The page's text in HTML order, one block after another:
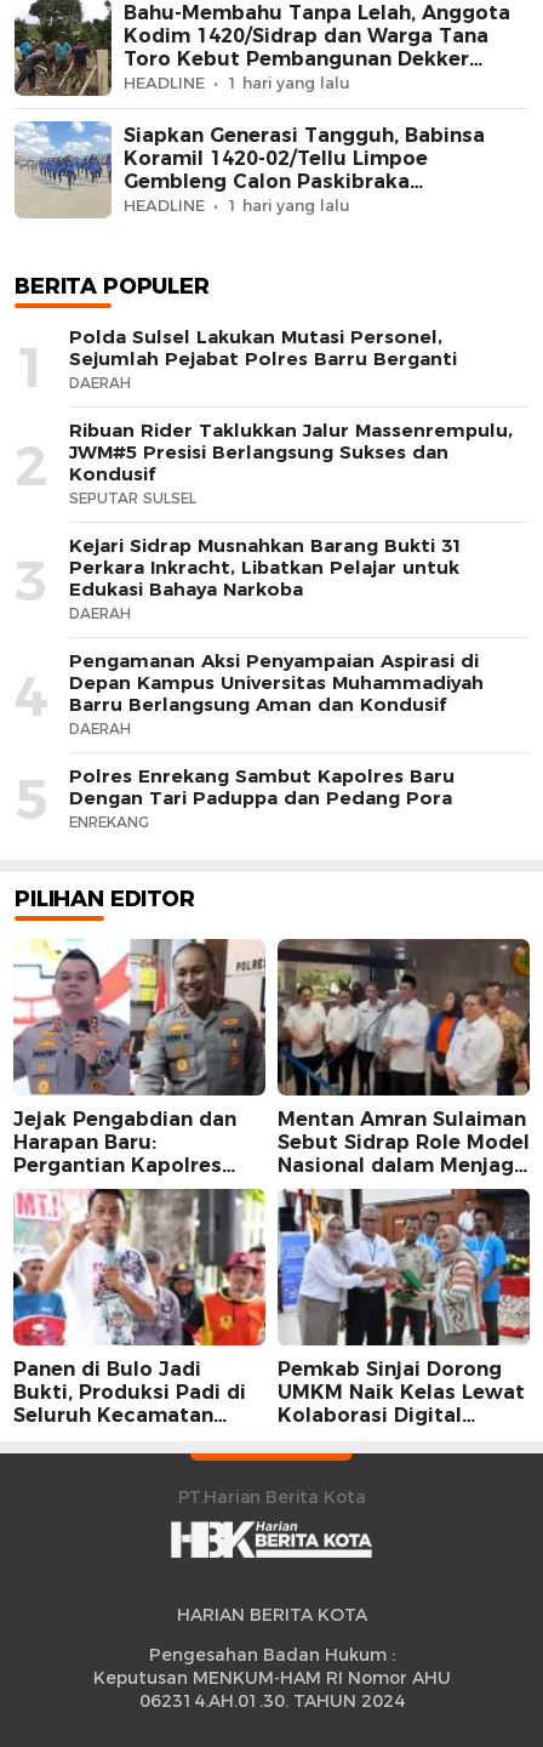
Bahu-Membahu Tanpa Lelah, Anggota
Kodim 1420/Sidrap dan Warga Tana
Toro Kebut Pembangunan Dekker
Jembatan Beton
HEADLINE 1 hari yang lalu
Siapkan Generasi Tangguh, Babinsa
Koramil 1420-02/Tellu Limpoe
Gembleng Calon Paskibraka
Kecamatan
HEADLINE 1 hari yang lalu
BERITA POPULER
1
Polda Sulsel Lakukan Mutasi Personel,
Sejumlah Pejabat Polres Barru Berganti
DAERAH
2
Ribuan Rider Taklukkan Jalur Massenrempulu,
JWM#5 Presisi Berlangsung Sukses dan
Kondusif
SEPUTAR SULSEL
3
Kejari Sidrap Musnahkan Barang Bukti 31
Perkara Inkracht, Libatkan Pelajar untuk
Edukasi Bahaya Narkoba
DAERAH
4
Pengamanan Aksi Penyampaian Aspirasi di
Depan Kampus Universitas Muhammadiyah
Barru Berlangsung Aman dan Kondusif
DAERAH
5
Polres Enrekang Sambut Kapolres Baru
Dengan Tari Paduppa dan Pedang Pora
ENREKANG
PILIHAN EDITOR
Jejak Pengabdian dan
Harapan Baru:
Pergantian Kapolres
Sidrap dalam Perspektif
Karier Dua Perwira
Mentan Amran Sulaiman
Sebut Sidrap Role Model
Nasional dalam Menjaga
Stabilitas Harga Telur
Panen di Bulo Jadi
Bukti, Produksi Padi di
Seluruh Kecamatan
Peningkatan
Pemkab Sinjai Dorong
UMKM Naik Kelas Lewat
Kolaborasi Digital
PT.Harian Berita Kota
HARIAN BERITA KOTA
Pengesahan Badan Hukum :
Keputusan MENKUM-HAM RI Nomor AHU
062314.AH.01.30. TAHUN 2024